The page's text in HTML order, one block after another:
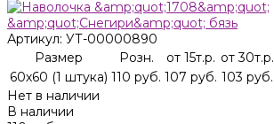
Артикул: УТ-00000890
Размер
Розн. от 15т.р. от 30т.р.
60х60 (1 штука) 110 руб. 107 руб. 103 руб.
Нет в наличии
В наличии